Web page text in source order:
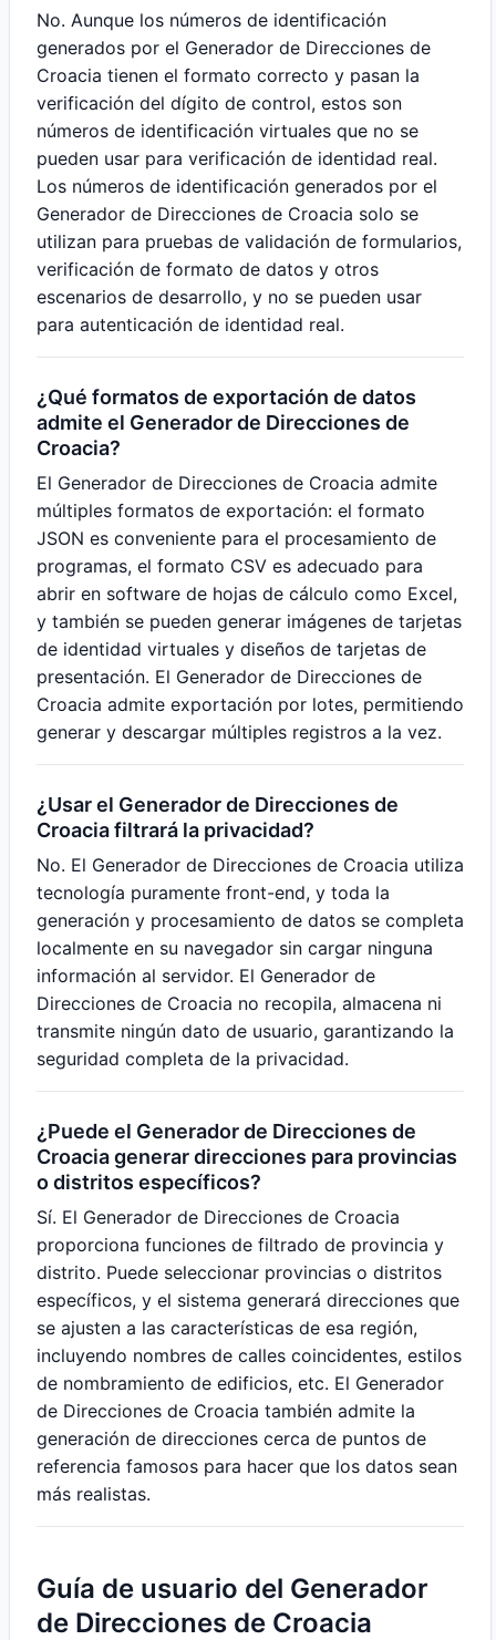
No. Aunque los números de identificación
generados por el Generador de Direcciones de
Croacia tienen el formato correcto y pasan la
verificación del dígito de control, estos son
números de identificación virtuales que no se
pueden usar para verificación de identidad real.
Los números de identificación generados por el
Generador de Direcciones de Croacia solo se
utilizan para pruebas de validación de formularios,
verificación de formato de datos y otros
escenarios de desarrollo, y no se pueden usar
para autenticación de identidad real.
¿Qué formatos de exportación de datos
admite el Generador de Direcciones de
Croacia?
El Generador de Direcciones de Croacia admite
múltiples formatos de exportación: el formato
JSON es conveniente para el procesamiento de
programas, el formato CSV es adecuado para
abrir en software de hojas de cálculo como Excel,
y también se pueden generar imágenes de tarjetas
de identidad virtuales y diseños de tarjetas de
presentación. El Generador de Direcciones de
Croacia admite exportación por lotes, permitiendo
generar y descargar múltiples registros a la vez.
¿Usar el Generador de Direcciones de
Croacia filtrará la privacidad?
No. El Generador de Direcciones de Croacia utiliza
tecnología puramente front-end, y toda la
generación y procesamiento de datos se completa
localmente en su navegador sin cargar ninguna
información al servidor. El Generador de
Direcciones de Croacia no recopila, almacena ni
transmite ningún dato de usuario, garantizando la
seguridad completa de la privacidad.
¿Puede el Generador de Direcciones de
Croacia generar direcciones para provincias
o distritos específicos?
Sí. El Generador de Direcciones de Croacia
proporciona funciones de filtrado de provincia y
distrito. Puede seleccionar provincias o distritos
específicos, y el sistema generará direcciones que
se ajusten a las características de esa región,
incluyendo nombres de calles coincidentes, estilos
de nombramiento de edificios, etc. El Generador
de Direcciones de Croacia también admite la
generación de direcciones cerca de puntos de
referencia famosos para hacer que los datos sean
más realistas.
Guía de usuario del Generador
de Direcciones de Croacia